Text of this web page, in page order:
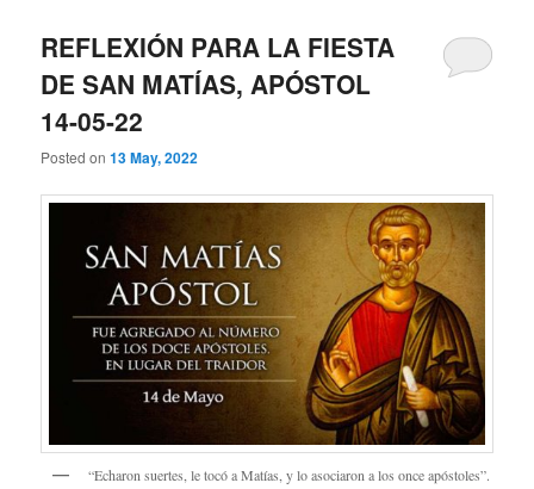
REFLEXIÓN PARA LA FIESTA
DE SAN MATÍAS, APÓSTOL
14-05-22
Posted on13 May, 2022
“Echaron suertes, le tocó a Matías, y lo asociaron a los once apóstoles”.